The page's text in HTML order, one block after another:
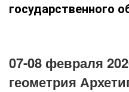
государственного
07-08 февраля
геометрия